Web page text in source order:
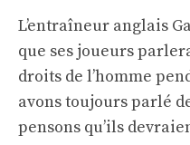
L’entraîneur anglais
que ses joueurs
droits de l’homme
avons toujours parlé
pensons qu’ils